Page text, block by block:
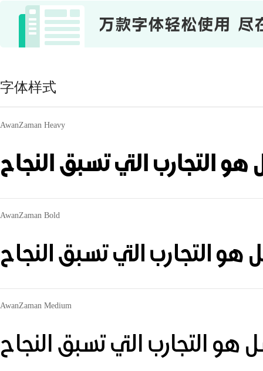
字体样式
AwanZaman Heavy
التجارب التي تسبق النجاح
AwanZaman Bold
هو التجارب التي تسبق النجاح
AwanZaman Medium
هو التجارب التي تسبق النجاح